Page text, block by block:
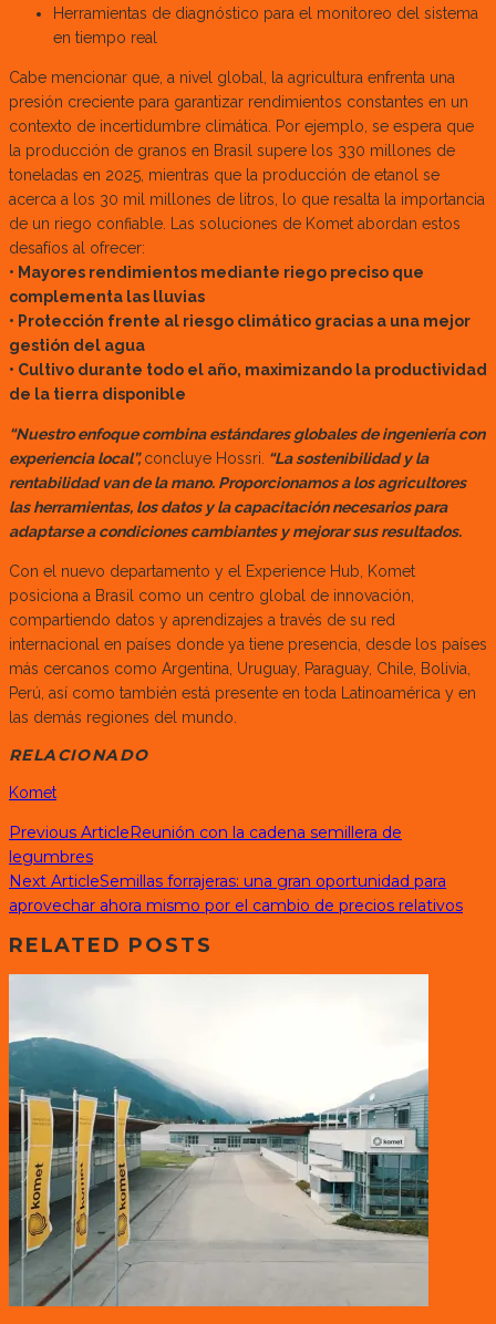
Herramientas de diagnóstico para el monitoreo del sistema
en tiempo real
Cabe mencionar que, a nivel global, la agricultura enfrenta una
presión creciente para garantizar rendimientos constantes en un
contexto de incertidumbre climática. Por ejemplo, se espera que
la producción de granos en Brasil supere los 330 millones de
toneladas en 2025, mientras que la producción de etanol se
acerca a los 30 mil millones de litros, lo que resalta la importancia
de un riego confiable. Las soluciones de Komet abordan estos
desafíos al ofrecer:
• Mayores rendimientos mediante riego preciso que
complementa las lluvias
• Protección frente al riesgo climático gracias a una mejor
gestión del agua
• Cultivo durante todo el año, maximizando la productividad
de la tierra disponible
“Nuestro enfoque combina estándares globales de ingeniería con
experiencia local”,concluye Hossri. “La sostenibilidad y la
rentabilidad van de la mano. Proporcionamos a los agricultores
las herramientas, los datos y la capacitación necesarios para
adaptarse a condiciones cambiantes y mejorar sus resultados.
Con el nuevo departamento y el Experience Hub, Komet
posiciona a Brasil como un centro global de innovación,
compartiendo datos y aprendizajes a través de su red
internacional en países donde ya tiene presencia, desde los países
más cercanos como Argentina, Uruguay, Paraguay, Chile, Bolivia,
Perú, así como también está presente en toda Latinoamérica y en
las demás regiones del mundo.
RELACIONADO
Komet
Previous Article Reunión con la cadena semillera de
legumbres
Next ArticleSemillas forrajeras: una gran oportunidad para
aprovechar ahora mismo por el cambio de precios relativos
RELATED POSTS